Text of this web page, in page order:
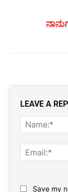
LEAVE A
Save my